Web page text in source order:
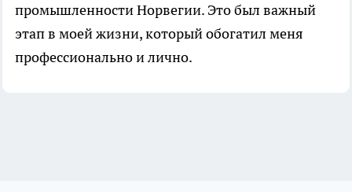
промышленности Норвегии. Это был важный
этап в моей жизни, который обогатил меня
профессионально и лично.